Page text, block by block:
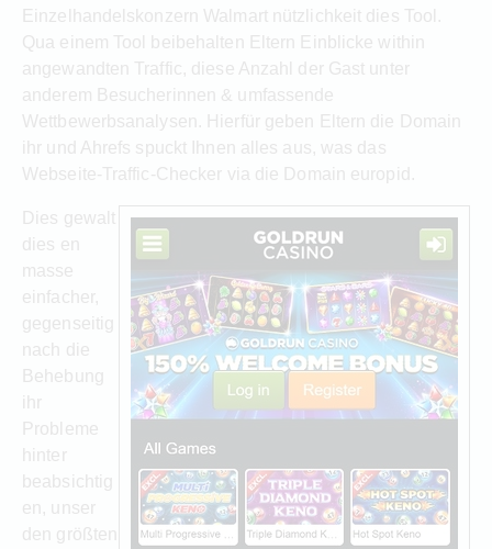
Einzelhandelskonzern Walmart nützlichkeit dies Tool.
Qua einem Tool beibehalten Eltern Einblicke within
angewandten Traffic, diese Anzahl der Gast unter
anderem Besucherinnen & umfassende
Wettbewerbsanalysen. Hierfür geben Eltern die Domain
ihr und Ahrefs spuckt Ihnen alles aus, was das
Webseite-Traffic-Checker via die Domain europid.
Dies gewalt
dies en
masse
einfacher,
gegenseitig
nach die
Behebung
Probleme
hinter
beabsichtig
en, unser
den größten